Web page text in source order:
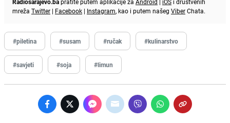
mreža Twitter | Facebook | Instagram, kao i putem našeg ViberChata.
#piletina #susam #ručak #kulinarstvo
#savjeti #soja #limun